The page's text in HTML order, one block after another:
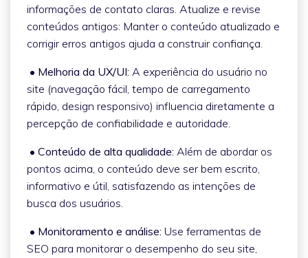
informações de contato claras. Atualize e revise
conteúdos antigos: Manter o conteúdo atualizado e
corrigir erros antigos ajuda a construir confiança.
• Melhoria da UX/UI: A experiência do usuário no
site (navegação fácil, tempo de carregamento
rápido, design responsivo) influencia diretamente a
percepção de confiabilidade e autoridade.
• Conteúdo de alta qualidade: Além de abordar os
pontos acima, o conteúdo deve ser bem escrito,
informativo e útil, satisfazendo as intenções de
busca dos usuários.
• Monitoramento e análise: Use ferramentas de
SEO para monitorar o desempenho do seu site,